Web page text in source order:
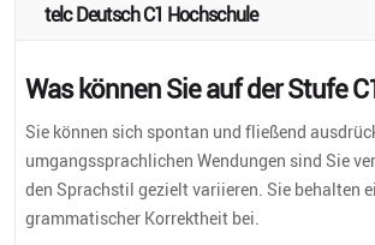
telc Deutsch C1 Hochschule
Was können Sie auf der Stufe
Sie können sich spontan und fließend
umgangssprachlichen Wendungen sind Sie
den Sprachstil gezielt variieren. Sie behalten
grammatischer Korrektheit bei.